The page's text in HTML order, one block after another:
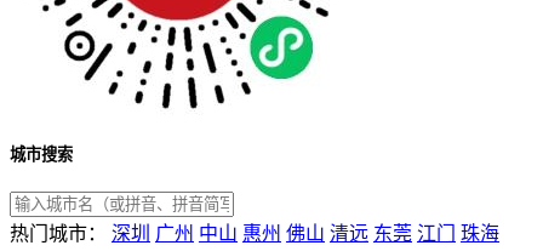
城市搜索
热门城市： 深圳 广州 中山 惠州 佛山 清远 东莞 江门 珠海